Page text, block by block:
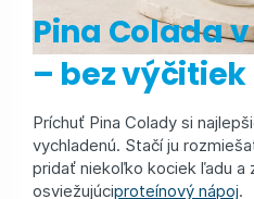
Pina Colada
– bez výčitiek
Príchuť Pina Colady si
vychladenú. Stačí ju
pridať niekoľko kociek ľadu a
osviežujúciproteínový nápoj.